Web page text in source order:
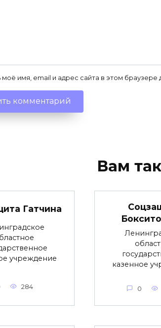
моё имя, email и адрес сайта в этом
Вам
Гатчина
учреждение
284
казенное
0